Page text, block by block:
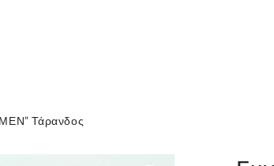
Τάρανδος